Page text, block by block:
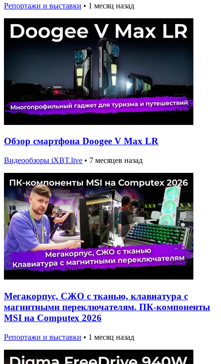
Репортажи и выставки • 1 месяц назад
Обзор смартфона Doogee V Max LR
Видеообзоры iXBT.live • 7 месяцев назад
Мегакорпус, СЖО с тканью, клавиатура с
магнитными переключателям. ПК-компоненты
MSI на Computex 2026
Репортажи и выставки • 1 месяц назад